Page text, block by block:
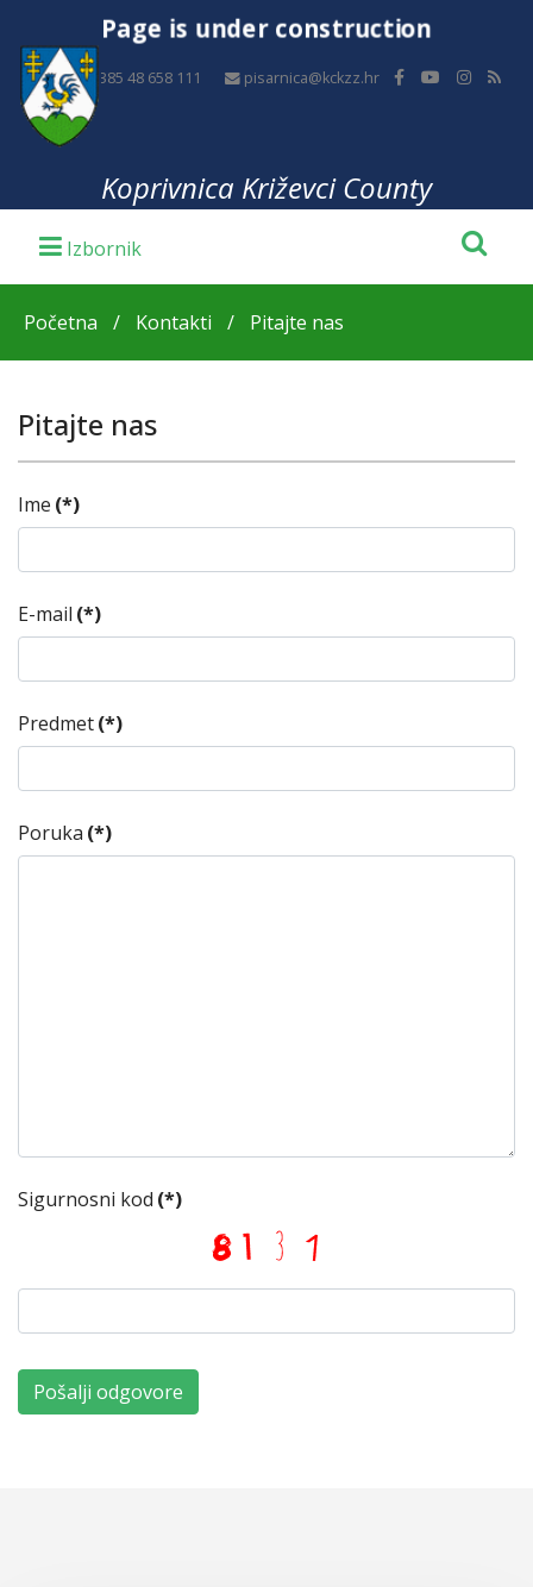
Page is under construction
+385 48 658 111 pisarnica@kckzz.hr
Koprivnica Križevci County
Početna Kontakti Pitajte nas
Pitajte nas
Ime (*)
E-mail (*)
Predmet(*)
Poruka (*)
Sigurnosni kod (*)
Pošalji odgovore